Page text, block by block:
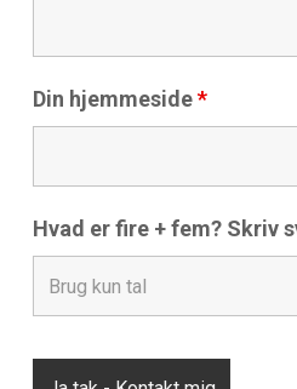
Din hjemmeside*
Hvad er fire + fem? Skriv